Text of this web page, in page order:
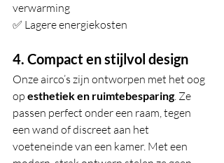
verwarming
✅ Lagere energiekosten
4. Compact en stijlvol design
Onze airco’s zijn ontworpen met het oog
op esthetiek en ruimtebesparing. Ze
passen perfect onder een raam, tegen
een wand of discreet aan het
voeteneinde van een kamer. Met een